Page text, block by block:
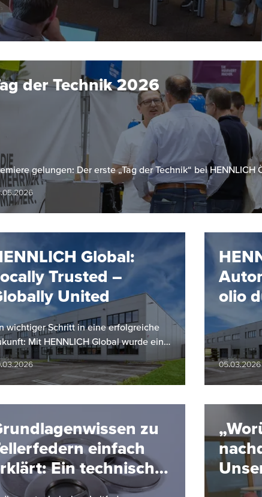
der Technik 2026
gelungen: Der erste „Tag der Technik“ bei HENNLICH
Global:
Trusted –
United
wichtiger Schritt in eine erfolgreiche
Mit HENNLICH Global wurde eine
Führungs- und
ins Leben gerufen,…
olio
aus
05.03.2026
zu
einfach
Ein technischer
Überblick von